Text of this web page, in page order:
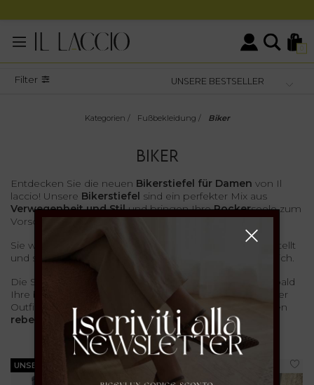
0
Filter
Kategorien / Fußbekleidung / Biker
BIKER
Entdecken Sie die neuen Bikerstiefel für Damen von Il
laccio! Unsere Bikerstiefel sind ein perfekter Mix aus
Verwegenheit und Stilund bringen IhreRockerseele zum
Vorschein.
Sie werden
in Italien
hergestellt
und sind in verschiedenen Farben und Modellen erhältlich.
Die Stiefel verbinden
und werden bald
Ihre bevorzugten Begleiter bei der Kreation einzigartiger
Outfits sein. Möchten Sie Ihrem abendlichen Look einen
rebellischen Touchverleihen?
UNSERE BESTSELLER